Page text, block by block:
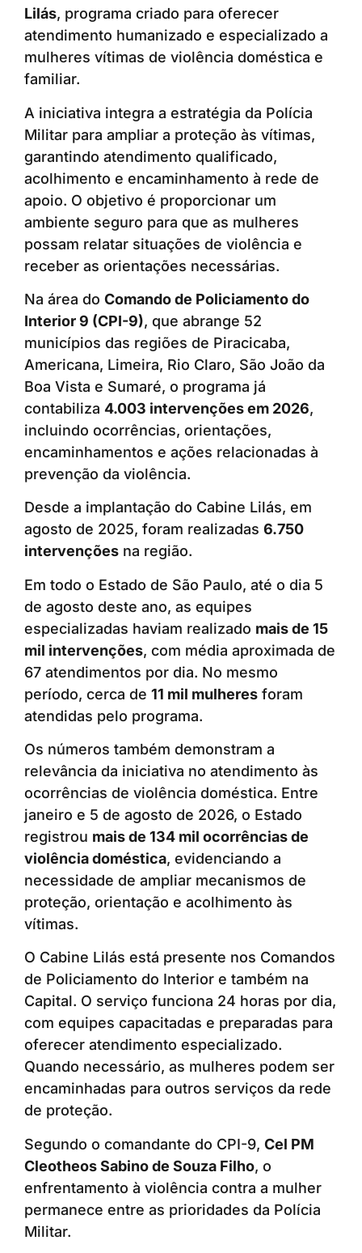
Lilás, programa criado para oferecer
atendimento humanizado e especializado a
mulheres vítimas de violência doméstica e
familiar.
A iniciativa integra a estratégia da Polícia
Militar para ampliar a proteção às vítimas,
garantindo atendimento qualificado,
acolhimento e encaminhamento à rede de
apoio. O objetivo é proporcionar um
ambiente seguro para que as mulheres
possam relatar situações de violência e
receber as orientações necessárias.
Na área do Comando de Policiamento do
Interior 9 (CPI-9), que abrange 52
municípios das regiões de Piracicaba,
Americana, Limeira, Rio Claro, São João da
Boa Vista e Sumaré, o programa já
contabiliza 4.003 intervenções em 2026,
incluindo ocorrências, orientações,
encaminhamentos e ações relacionadas à
prevenção da violência.
Desde a implantação do Cabine Lilás, em
agosto de 2025, foram realizadas 6.750
intervenções na região.
Em todo o Estado de São Paulo, até o dia 5
de agosto deste ano, as equipes
especializadas haviam realizado mais de 15
mil intervenções, com média aproximada de
67 atendimentos por dia. No mesmo
período, cerca de 11 mil mulheres foram
atendidas pelo programa.
Os números também demonstram a
relevância da iniciativa no atendimento às
ocorrências de violência doméstica. Entre
janeiro e 5 de agosto de 2026, o Estado
registrou mais de 134 mil ocorrências de
violência doméstica, evidenciando a
necessidade de ampliar mecanismos de
proteção, orientação e acolhimento às
vítimas.
O Cabine Lilás está presente nos Comandos
de Policiamento do Interior e também na
Capital. O serviço funciona 24 horas por dia,
com equipes capacitadas e preparadas para
oferecer atendimento especializado.
Quando necessário, as mulheres podem ser
encaminhadas para outros serviços da rede
de proteção.
Segundo o comandante do CPI-9, Cel PM
Cleotheos Sabino de Souza Filho, o
enfrentamento à violência contra a mulher
permanece entre as prioridades da Polícia
Militar.